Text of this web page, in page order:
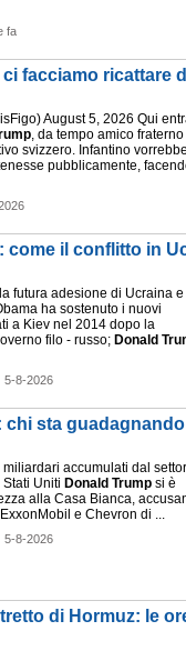
fa
facciamo ricattare
August 5, 2026 Qui
, da tempo amico fraterno
svizzero. Infantino
pubblicamente,
come il conflitto in
futura adesione di Ucraina e
ha sostenuto i nuovi
a Kiev nel 2014 dopo la
filo - russo; Donald
5-8-2026
chi sta
miliardari accumulati dal
Uniti Donald Trump si è
alla Casa Bianca,
e Chevron di ...
5-8-2026
di Hormuz: le